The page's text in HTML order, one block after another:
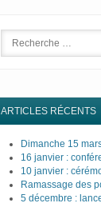
ARTICLES RÉCENTS
Dimanche 15
16 janvier :
10 janvier :
Ramassage des
5 décembre :